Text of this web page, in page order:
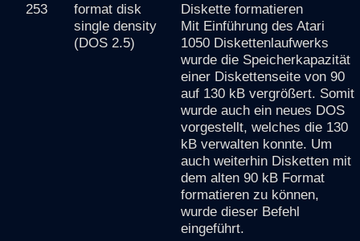
253
format disk
single density
(DOS 2.5)
Diskette formatieren
Mit Einführung des Atari
1050 Diskettenlaufwerks
wurde die Speicherkapazität
einer Diskettenseite von 90
auf 130 kB vergrößert. Somit
wurde auch ein neues DOS
vorgestellt, welches die 130
kB verwalten konnte. Um
auch weiterhin Disketten mit
dem alten 90 kB Format
formatieren zu können,
wurde dieser Befehl
eingeführt.